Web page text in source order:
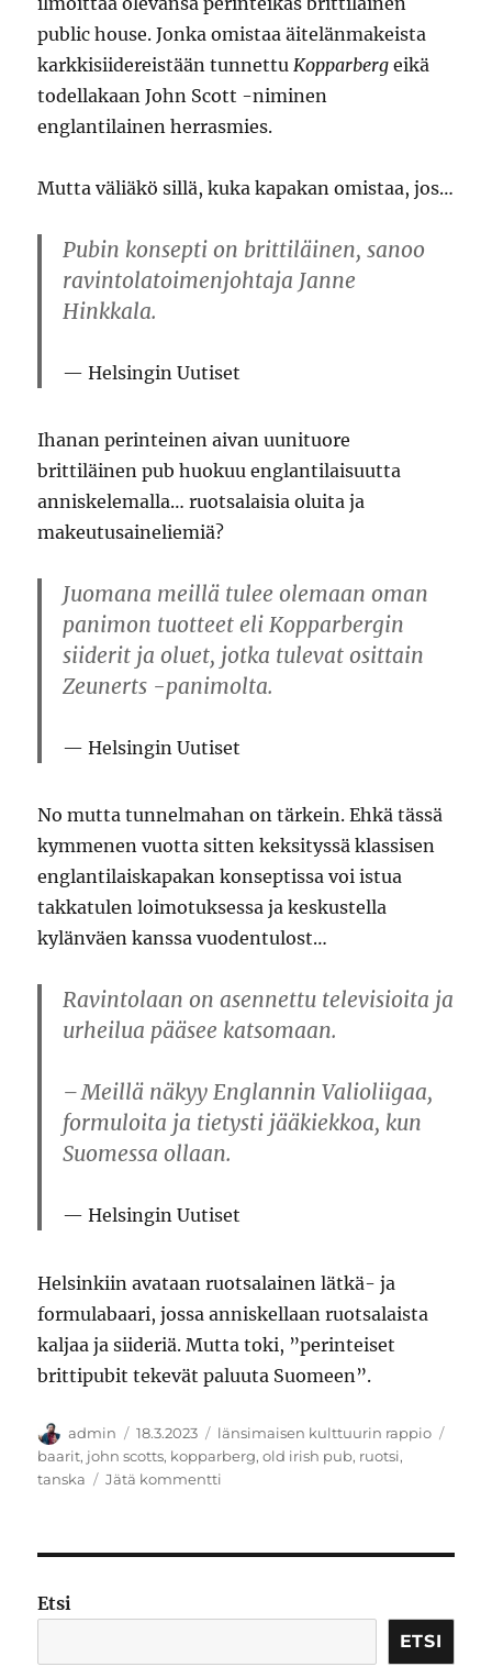
public house. Jonka omistaa äitelänmakeista
karkkisiidereistään tunnettu Kopparbergeikä
todellakaan John Scott -niminen
englantilainen herrasmies.
Mutta väliäkö sillä, kuka kapakan omistaa, jos…
Pubin konsepti on brittiläinen, sanoo
ravintolatoimenjohtaja Janne
Hinkkala.
Helsingin Uutiset
Ihanan perinteinen aivan uunituore
brittiläinen pub huokuu englantilaisuutta
anniskelemalla… ruotsalaisia oluita ja
makeutusaineliemiä?
Juomana meillä tulee olemaan oman
panimon tuotteet eli Kopparbergin
siiderit ja oluet, jotka tulevat osittain
Zeunerts -panimolta.
Helsingin Uutiset
No mutta tunnelmahan on tärkein. Ehkä tässä
kymmenen vuotta sitten keksityssä klassisen
englantilaiskapakan konseptissa voi istua
takkatulen loimotuksessa ja keskustella
kylänväen kanssa vuodentulost…
Ravintolaan on asennettu televisioita ja
urheilua pääsee katsomaan.
– Meillä näkyy Englannin Valioliigaa,
formuloita ja tietysti jääkiekkoa, kun
Suomessa ollaan.
Helsingin Uutiset
Helsinkiin avataan ruotsalainen lätkä- ja
formulabaari, jossa anniskellaan ruotsalaista
kaljaa ja siideriä. Mutta toki, ”perinteiset
brittipubit tekevät paluuta Suomeen”.
Kirjoittaja
admin Julkaistu
18.3.2023 Kategoriat
länsimaisen kulttuurin rappio
baarit, john scotts, kopparberg,old irish pub, ruotsi,
tanska
Jätä kommentti
tai
Etsi
ETSI